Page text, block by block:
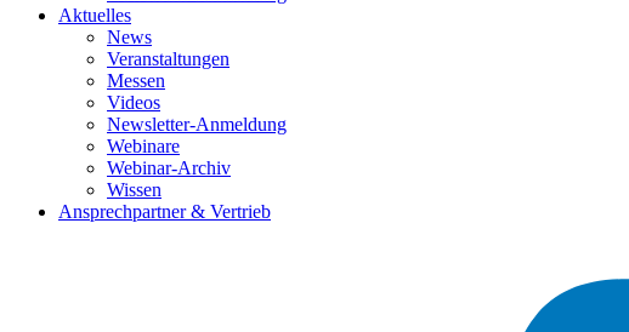
Aktuelles
News
Veranstaltungen
Messen
Videos
Newsletter-Anmeldung
Webinare
Webinar-Archiv
Wissen
Ansprechpartner & Vertrieb